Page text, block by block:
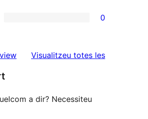
0
Visualitzeu totes lesressenyes
a dir? Necessiteu